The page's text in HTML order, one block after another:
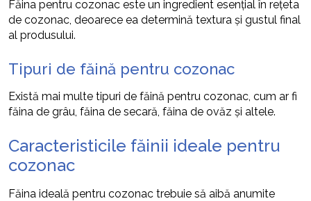
Făina pentru cozonac este un ingredient esențial în rețeta
de cozonac, deoarece ea determină textura și gustul final
al produsului.
Tipuri de făină pentru cozonac
Există mai multe tipuri de făină pentru cozonac, cum ar fi
făina de grâu, făina de secară, făina de ovăz și altele.
Caracteristicile făinii ideale pentru
cozonac
Făina ideală pentru cozonac trebuie să aibă anumite